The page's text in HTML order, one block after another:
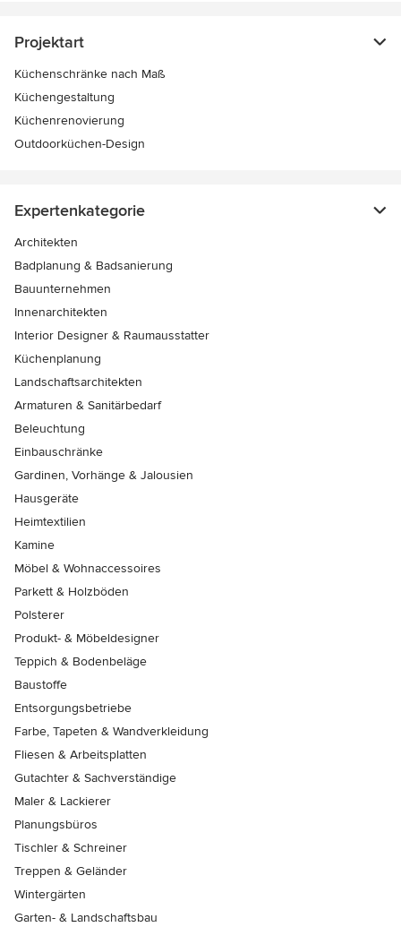
Projektart
Küchenschränke nach Maß
Küchengestaltung
Küchenrenovierung
Outdoorküchen-Design
Expertenkategorie
Architekten
Badplanung & Badsanierung
Bauunternehmen
Innenarchitekten
Interior Designer & Raumausstatter
Küchenplanung
Landschaftsarchitekten
Armaturen & Sanitärbedarf
Beleuchtung
Einbauschränke
Gardinen, Vorhänge & Jalousien
Hausgeräte
Heimtextilien
Kamine
Möbel & Wohnaccessoires
Parkett & Holzböden
Polsterer
Produkt- & Möbeldesigner
Teppich & Bodenbeläge
Baustoffe
Entsorgungsbetriebe
Farbe, Tapeten & Wandverkleidung
Fliesen & Arbeitsplatten
Gutachter & Sachverständige
Maler & Lackierer
Planungsbüros
Tischler & Schreiner
Treppen & Geländer
Wintergärten
Garten- & Landschaftsbau